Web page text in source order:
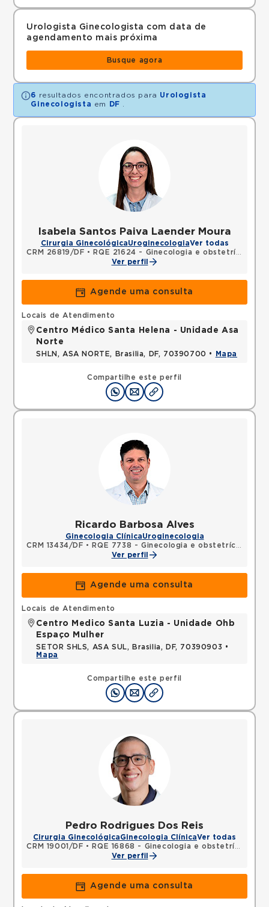
Urologista Ginecologista com data de
agendamento mais próxima
Busque agora
6 resultados encontrados para Urologista
Ginecologista em DF
Isabela Santos Paiva Laender Moura
Cirurgia GinecológicaUroginecologiaVer todas
CRM 26819/DF •
RQE 21624 - Ginecologia e obstetrícia
Ver perfil
Agende uma consulta
Compartilhe este perfil
Locais de Atendimento
Centro Médico Santa Helena - Unidade Asa
Norte
SHLN, ASA NORTE, Brasilia, DF, 70390700 • Mapa
Ricardo Barbosa Alves
Ginecologia ClínicaUroginecologia
CRM 13434/DF •
RQE 7738 - Ginecologia e obstetrícia
Ver perfil
Agende uma consulta
Compartilhe este perfil
Locais de Atendimento
Centro Medico Santa Luzia - Unidade Ohb
Espaço Mulher
SETOR SHLS, ASA SUL, Brasilia, DF, 70390903 •
Mapa
Pedro Rodrigues Dos Reis
Cirurgia GinecológicaGinecologia ClínicaVer todas
CRM 19001/DF •
RQE 16868 - Ginecologia e obstetrícia
Ver perfil
Agende uma consulta